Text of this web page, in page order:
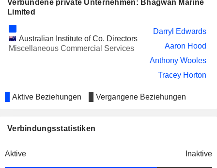
Verbundene private Unternehmen: Bhagwan Marine
Limited
Australian Institute of Co. Directors
Miscellaneous Commercial Services
Darryl Edwards
Aaron Hood
Anthony Wooles
Tracey Horton
Aktive Beziehungen Vergangene Beziehungen
Verbindungsstatistiken
Aktive Inaktive